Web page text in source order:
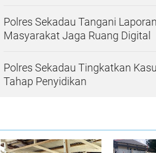
Polres Sekadau Tangani
Masyarakat Jaga Ruang Digital
Polres Sekadau Tingkatkan
Tahap Penyidikan